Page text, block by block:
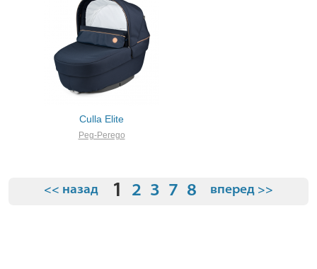
Culla Elite
Peg-Perego
<< назад 1 2 3 7 8 вперед >>